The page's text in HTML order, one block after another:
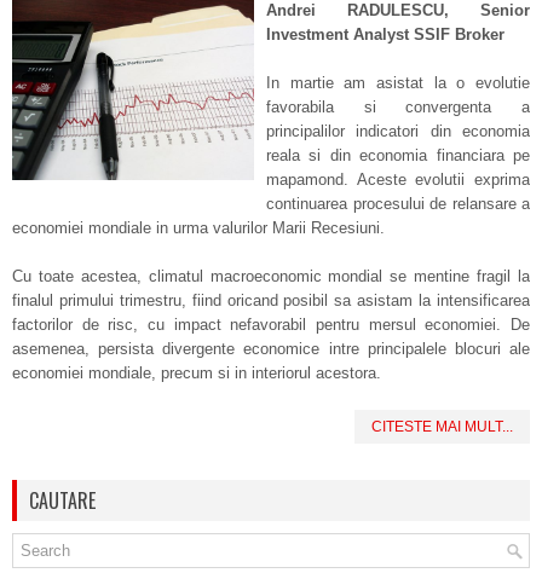
Andrei RADULESCU, Senior
Investment Analyst SSIF Broker
In martie am asistat la o evolutie
favorabila si convergenta a
principalilor indicatori din economia
reala si din economia financiara pe
mapamond. Aceste evolutii exprima
continuarea procesului de relansare a
economiei mondiale in urma valurilor Marii Recesiuni.
Cu toate acestea, climatul macroeconomic mondial se mentine fragil la
finalul primului trimestru, fiind oricand posibil sa asistam la intensificarea
factorilor de risc, cu impact nefavorabil pentru mersul economiei. De
asemenea, persista divergente economice intre principalele blocuri ale
economiei mondiale, precum si in interiorul acestora.
CITESTE MAI MULT...
CAUTARE